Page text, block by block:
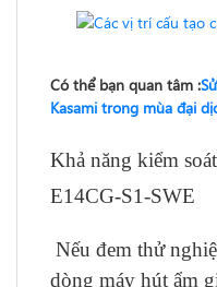
Có thể bạn quan tâm :
Kasami trong mùa đại
Khả năng kiểm
E14CG-S1-SWE
Nếu đem thử
dòng máy hút ẩm